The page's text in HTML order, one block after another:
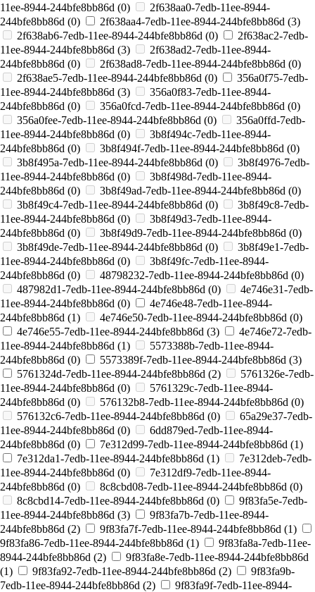
11ee-8944-244bfe8bb86d (0)
2f638aa0-7edb-11ee-8944-
244bfe8bb86d (0) 2f638aa4-7edb-11ee-8944-244bfe8bb86d (3)
2f638ab6-7edb-11ee-8944-244bfe8bb86d (0)
2f638ac2-7edb-
11ee-8944-244bfe8bb86d (3)
2f638ad2-7edb-11ee-8944-
244bfe8bb86d (0) 2f638ad8-7edb-11ee-8944-244bfe8bb86d (0)
2f638ae5-7edb-11ee-8944-244bfe8bb86d (0)
356a0f75-7edb-
11ee-8944-244bfe8bb86d (3)
356a0f83-7edb-11ee-8944-
244bfe8bb86d (0) 356a0fcd-7edb-11ee-8944-244bfe8bb86d (0)
356a0fee-7edb-11ee-8944-244bfe8bb86d (0)
356a0ffd-7edb-
11ee-8944-244bfe8bb86d (0)
3b8f494c-7edb-11ee-8944-
244bfe8bb86d (0) 3b8f494f-7edb-11ee-8944-244bfe8bb86d (0)
3b8f495a-7edb-11ee-8944-244bfe8bb86d (0)
3b8f4976-7edb-
11ee-8944-244bfe8bb86d (0)
3b8f498d-7edb-11ee-8944-
244bfe8bb86d (0) 3b8f49ad-7edb-11ee-8944-244bfe8bb86d (0)
3b8f49c4-7edb-11ee-8944-244bfe8bb86d (0)
3b8f49c8-7edb-
11ee-8944-244bfe8bb86d (0)
3b8f49d3-7edb-11ee-8944-
244bfe8bb86d (0) 3b8f49d9-7edb-11ee-8944-244bfe8bb86d (0)
3b8f49de-7edb-11ee-8944-244bfe8bb86d (0)
3b8f49e1-7edb-
11ee-8944-244bfe8bb86d (0)
3b8f49fc-7edb-11ee-8944-
244bfe8bb86d (0) 48798232-7edb-11ee-8944-244bfe8bb86d (0)
487982d1-7edb-11ee-8944-244bfe8bb86d (0)
4e746e31-7edb-
11ee-8944-244bfe8bb86d (0)
4e746e48-7edb-11ee-8944-
244bfe8bb86d (1) 4e746e50-7edb-11ee-8944-244bfe8bb86d (0)
4e746e55-7edb-11ee-8944-244bfe8bb86d (3)
4e746e72-7edb-
11ee-8944-244bfe8bb86d (1)
5573388b-7edb-11ee-8944-
244bfe8bb86d (0) 5573389f-7edb-11ee-8944-244bfe8bb86d (3)
5761324d-7edb-11ee-8944-244bfe8bb86d (2)
5761326e-7edb-
11ee-8944-244bfe8bb86d (0)
5761329c-7edb-11ee-8944-
244bfe8bb86d (0) 576132b8-7edb-11ee-8944-244bfe8bb86d (0)
576132c6-7edb-11ee-8944-244bfe8bb86d (0)
65a29e37-7edb-
11ee-8944-244bfe8bb86d (0)
6dd879ed-7edb-11ee-8944-
244bfe8bb86d (0) 7e312d99-7edb-11ee-8944-244bfe8bb86d (1)
7e312da1-7edb-11ee-8944-244bfe8bb86d (1)
7e312deb-7edb-
11ee-8944-244bfe8bb86d (0)
7e312df9-7edb-11ee-8944-
244bfe8bb86d (0) 8c8cbd08-7edb-11ee-8944-244bfe8bb86d (0)
8c8cbd14-7edb-11ee-8944-244bfe8bb86d (0)
9f83fa5e-7edb-
11ee-8944-244bfe8bb86d (3)
9f83fa7b-7edb-11ee-8944-
244bfe8bb86d (2) 9f83fa7f-7edb-11ee-8944-244bfe8bb86d (1)
9f83fa86-7edb-11ee-8944-244bfe8bb86d (1)
9f83fa8a-7edb-11ee-
8944-244bfe8bb86d (2)
9f83fa8e-7edb-11ee-8944-244bfe8bb86d
(1) 9f83fa92-7edb-11ee-8944-244bfe8bb86d (2)
9f83fa9b-
7edb-11ee-8944-244bfe8bb86d (2)
9f83fa9f-7edb-11ee-8944-